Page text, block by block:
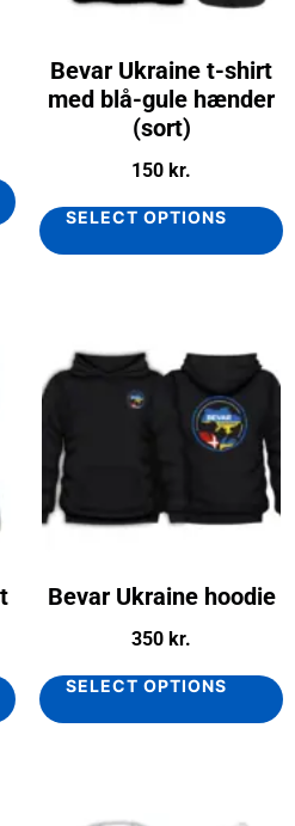
Bevar Ukraine t-shirt
med blå-gule hænder
(sort)
150 kr.
SELECT OPTIONS
Bevar Ukraine hoodie
350 kr.
SELECT OPTIONS